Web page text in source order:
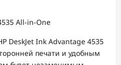
All-in-One
DeskJet Ink Advantage 4535
печати и удобным